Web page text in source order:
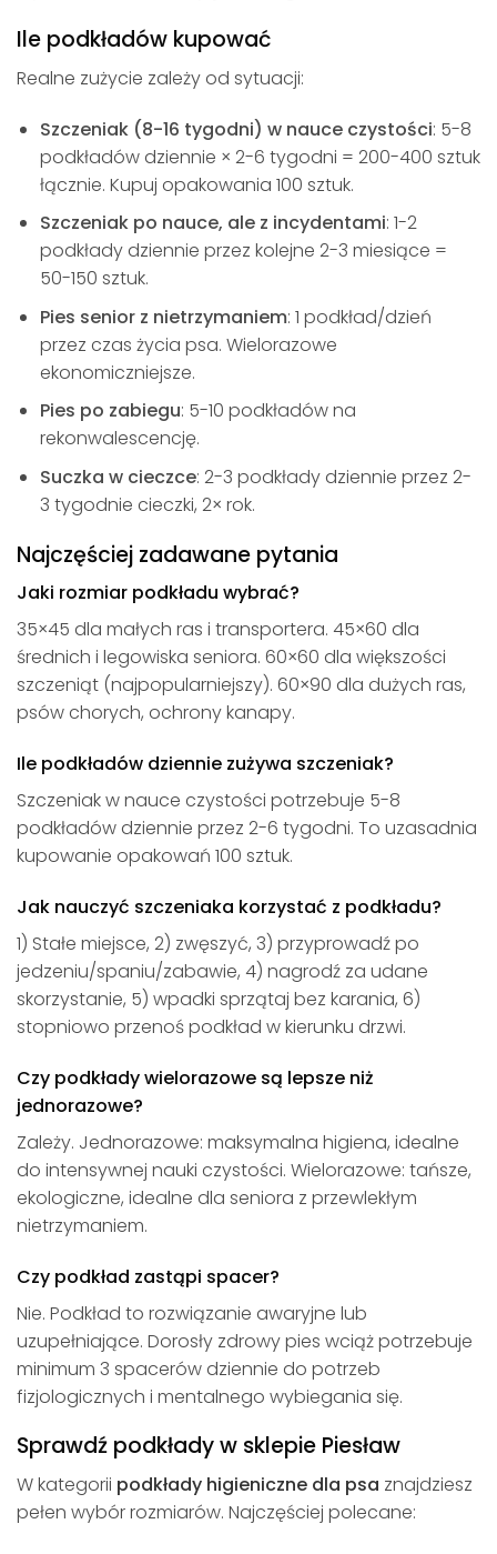
Ile podkładów kupować
Realne zużycie zależy od sytuacji:
Szczeniak (8-16 tygodni) w nauce czystości: 5-8
podkładów dziennie × 2-6 tygodni = 200-400 sztuk
łącznie. Kupuj opakowania 100 sztuk.
Szczeniak po nauce, ale z incydentami: 1-2
podkłady dziennie przez kolejne 2-3 miesiące =
50-150 sztuk.
Pies senior z nietrzymaniem: 1 podkład/dzień
przez czas życia psa. Wielorazowe
ekonomiczniejsze.
Pies po zabiegu: 5-10 podkładów na
rekonwalescencję.
Suczka w cieczce: 2-3 podkłady dziennie przez 2-
3 tygodnie cieczki, 2× rok.
Najczęściej zadawane pytania
Jaki rozmiar podkładu wybrać?
35×45 dla małych ras i transportera. 45×60 dla
średnich i legowiska seniora. 60×60 dla większości
szczeniąt (najpopularniejszy). 60×90 dla dużych ras,
psów chorych, ochrony kanapy.
Ile podkładów dziennie zużywa szczeniak?
Szczeniak w nauce czystości potrzebuje 5-8
podkładów dziennie przez 2-6 tygodni. To uzasadnia
kupowanie opakowań 100 sztuk.
Jak nauczyć szczeniaka korzystać z podkładu?
1) Stałe miejsce, 2) zwęszyć, 3) przyprowadź po
jedzeniu/spaniu/zabawie, 4) nagrodź za udane
skorzystanie, 5) wpadki sprzątaj bez karania, 6)
stopniowo przenoś podkład w kierunku drzwi.
Czy podkłady wielorazowe są lepsze niż
jednorazowe?
Zależy. Jednorazowe: maksymalna higiena, idealne
do intensywnej nauki czystości. Wielorazowe: tańsze,
ekologiczne, idealne dla seniora z przewlekłym
nietrzymaniem.
Czy podkład zastąpi spacer?
Nie. Podkład to rozwiązanie awaryjne lub
uzupełniające. Dorosły zdrowy pies wciąż potrzebuje
minimum 3 spacerów dziennie do potrzeb
fizjologicznych i mentalnego wybiegania się.
Sprawdź podkłady w sklepie Piesław
W kategorii podkłady higieniczne dla psa znajdziesz
pełen wybór rozmiarów. Najczęściej polecane: